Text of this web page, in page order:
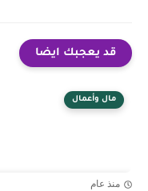
قد يعجبك ايضا
مال وأعمال
منذ عام